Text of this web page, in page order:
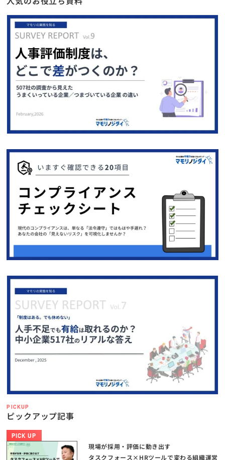
PICKUP
ピックアップ記事
PICK UP
現場が採用・評価に動き出す
タスクフォース×HRツールで変わる組織運営